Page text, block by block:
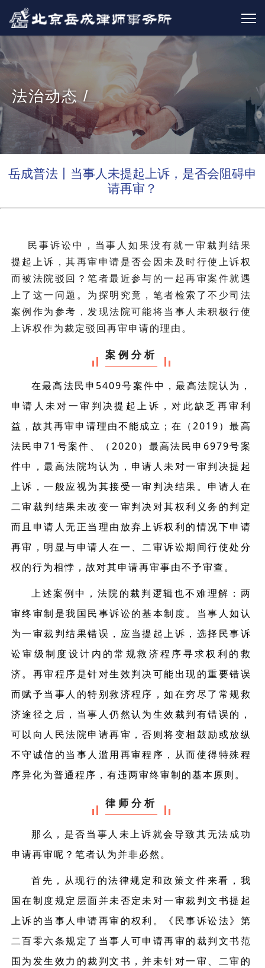
法治动态 /
岳成普法丨当事人未提起上诉，是否会阻碍申
请再审？
民事诉讼中，当事人如果没有就一审裁判结果
提起上诉，其再审申请是否会因未及时行使上诉权
而被法院驳回？笔者最近参与的一起再审案件就遇
上了这一问题。为探明究竟，笔者检索了不少司法
案例作为参考，发现法院可能将当事人未积极行使
上诉权作为裁定驳回再审申请的理由。
案例分析
在最高法民申5409号案件中，最高法院认为，
申请人未对一审判决提起上诉，对此缺乏再审利
益，故其再审申请理由不能成立；在（2019）最高
法民申71号案件、（2020）最高法民申6979号案
件中，最高法院均认为，申请人未对一审判决提起
上诉，一般应视为其接受一审判决结果。申请人在
二审裁判结果未改变一审判决对其权利义务的判定
而且申请人无正当理由放弃上诉权利的情况下申请
再审，明显与申请人在一、二审诉讼期间行使处分
权的行为相悖，故对其申请再审事由不予审查。
上述案例中，法院的裁判逻辑也不难理解：两
审终审制是我国民事诉讼的基本制度。当事人如认
为一审裁判结果错误，应当提起上诉，选择民事诉
讼审级制度设计内的常规救济程序寻求权利的救
济。再审程序是针对生效判决可能出现的重要错误
而赋予当事人的特别救济程序，如在穷尽了常规救
济途径之后，当事人仍然认为生效裁判有错误的，
可以向人民法院申请再审，否则将变相鼓励或放纵
不守诚信的当事人滥用再审程序，从而使得特殊程
序异化为普通程序，有违两审终审制的基本原则。
律师分析
那么，是否当事人未上诉就会导致其无法成功
申请再审呢？笔者认为并非必然。
首先，从现行的法律规定和政策文件来看，我
国在制度规定层面并未否定未对一审裁判文书提起
上诉的当事人申请再审的权利。《民事诉讼法》第
二百零六条规定了当事人可申请再审的裁判文书范
围为发生效力的裁判文书，并未针对一审、二审的